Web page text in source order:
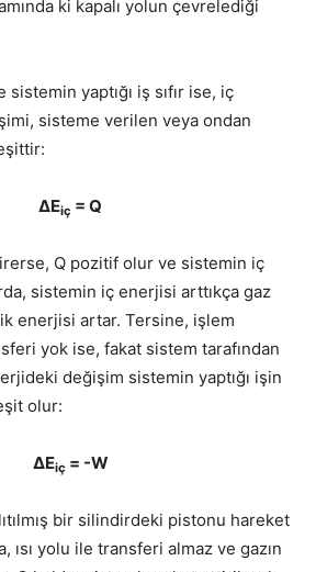
ki kapalı yolun çevrelediği
yaptığı iş sıfır ise, iç
sisteme verilen veya ondan
ΔEiç = Q
Q pozitif olur ve sistemin iç
sistemin iç enerjisi arttıkça gaz
enerjisi artar. Tersine, işlem
yok ise, fakat sistem tarafından
değişim sistemin yaptığı işin
olur:
ΔEiç = -W
bir silindirdeki pistonu hareket
ısı yolu ile transferi almaz ve gazın